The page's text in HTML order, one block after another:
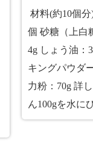
材料(約10個
個 砂糖（上白
4g しょう油：
キングパウダ
力粉：70g 詳
ん100gを水に